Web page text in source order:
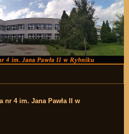
Przejdź do zawartości
nr 4 im. Jana Pawła II w